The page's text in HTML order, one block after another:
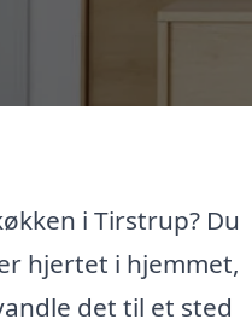
i Tirstrup? Du
hjertet i hjemmet,
det til et sted